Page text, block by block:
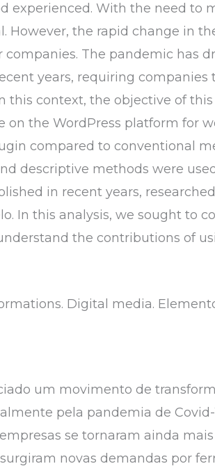
experienced. With the need to
However, the rapid change in
The pandemic has
years, requiring
this context, the objective of
on the WordPress platform for
compared to conventional
descriptive methods were
in recent years,
In this analysis, we sought to
the contributions of
Digital media.
um movimento de
pela pandemia de
se tornaram ainda
novas demandas por